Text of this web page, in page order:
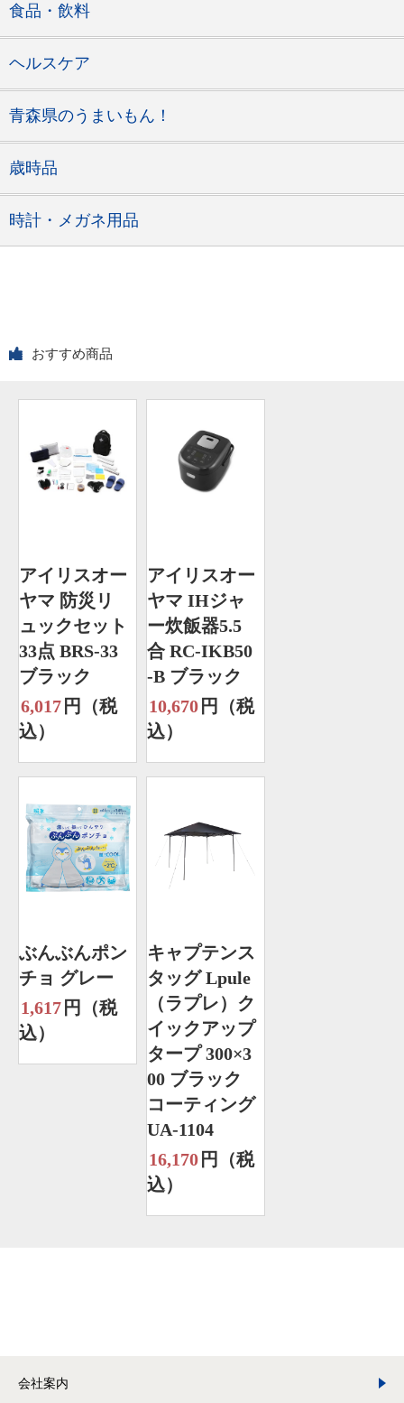
食品・飲料
ヘルスケア
青森県のうまいもん！
歳時品
時計・メガネ用品
おすすめ商品
アイリスオー
ヤマ 防災リ
ュックセット
33点 BRS-33
ブラック
6,017 円（税
込）
アイリスオー
ヤマ IHジャ
ー炊飯器5.5
合 RC-IKB50
-B ブラック
10,670 円（税
込）
ぶんぶんポン
チョ グレー
1,617 円（税
込）
キャプテンス
タッグ Lpule
（ラプレ）ク
イックアップ
タープ 300×3
00 ブラック
コーティング
UA-1104
16,170 円（税
込）
会社案内